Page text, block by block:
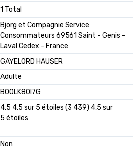
‎1 Total
‎Bjorg et Compagnie Service
Consommateurs 69561 Saint - Genis -
Laval Cedex - France
‎GAYELORD HAUSER
‎Adulte
B00LK80I7G
4,5 4,5 sur 5 étoiles (3 439) 4,5 sur
5 étoiles
Non